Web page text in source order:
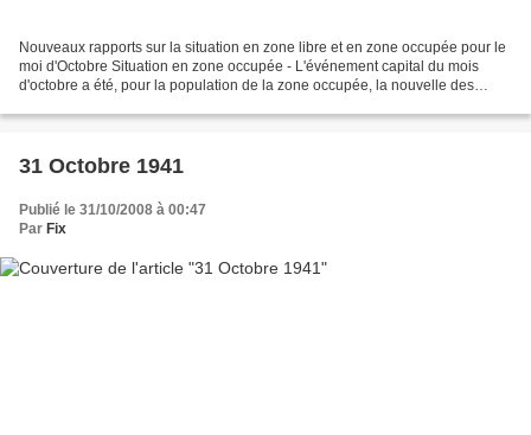
Nouveaux rapports sur la situation en zone libre et en zone occupée pour le
moi d'Octobre Situation en zone occupée - L'événement capital du mois
d'octobre a été, pour la population de la zone occupée, la nouvelle des
31 Octobre 1941
Publié le 31/10/2008 à 00:47
Par Fix